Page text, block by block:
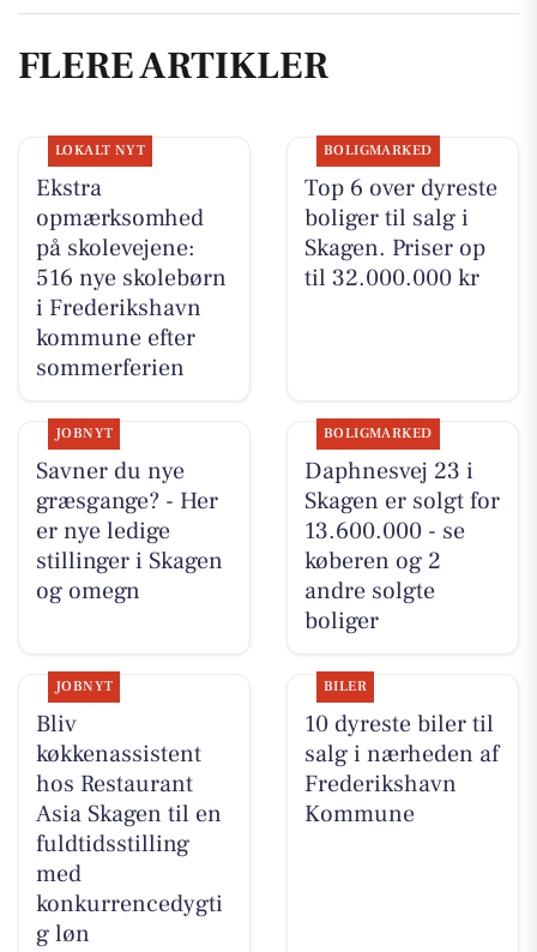
FLERE ARTIKLER
LOKALT NYT
Ekstra
opmærksomhed
på skolevejene:
516 nye skolebørn
i Frederikshavn
kommune efter
sommerferien
BOLIGMARKED
Top 6 over dyreste
boliger til salg i
Skagen. Priser op
til 32.000.000 kr
JOBNYT
Savner du nye
græsgange? - Her
er nye ledige
stillinger i Skagen
og omegn
BOLIGMARKED
Daphnesvej 23 i
Skagen er solgt for
13.600.000 - se
køberen og 2
andre solgte
boliger
JOBNYT
Bliv
køkkenassistent
hos Restaurant
Asia Skagen til en
fuldtidsstilling
med
konkurrencedygti
g løn
BILER
10 dyreste biler til
salg i nærheden af
Frederikshavn
Kommune